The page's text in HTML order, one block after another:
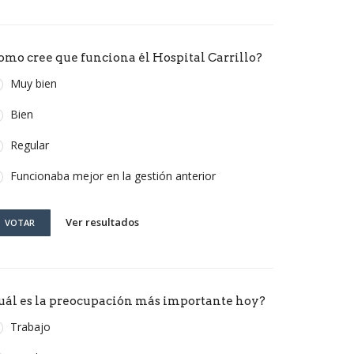
cree que funciona él Hospital Carrillo?
Muy bien
Bien
Regular
Funcionaba mejor en la gestión anterior
VOTAR Ver resultados
es la preocupación más importante hoy?
Trabajo